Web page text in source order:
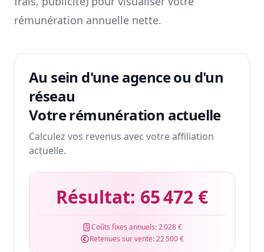
rémunération annuelle nette.
Au sein d'une agence ou d'un
réseau
Votre rémunération actuelle
Calculez vos revenus avec votre affiliation
actuelle.
Résultat: 65 472 €
Coûts fixes annuels:2 028 €
Retenues sur vente:22 500 €